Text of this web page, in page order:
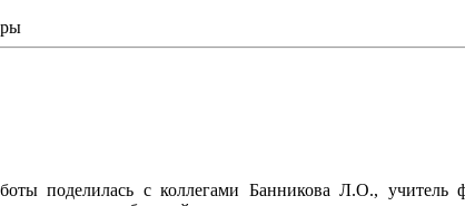
поделилась с коллегами Банникова Л.О.,